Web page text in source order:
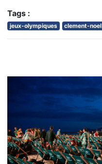
Tags :
jeux-olympiques clement-noel